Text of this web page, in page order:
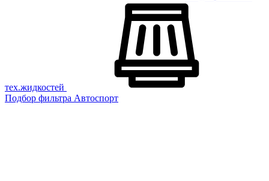
тех.жидкостей
Подбор фильтра Автоспорт